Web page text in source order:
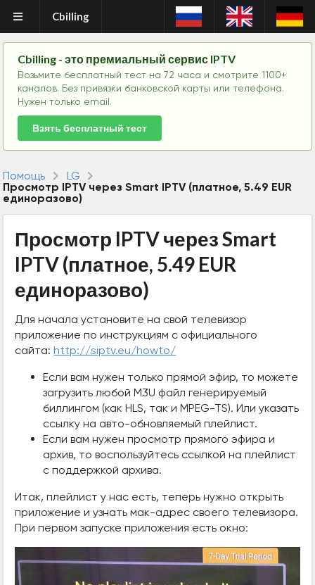
Cbilling
Cbilling - это премиальный сервис IPTV
Возьмите бесплатный тест на 72 часа и смотрите 1100+
каналов. Без привязки банковской карты или телефона.
Нужен только email.
Взять бесплатный тест
Помощь
LG
Просмотр IPTV через Smart IPTV (платное, 5.49 EUR
единоразово)
Просмотр IPTV через Smart
IPTV (платное, 5.49 EUR
единоразово)
Для начала установите на свой телевизор
приложение по инструкциям с официального
сайта:http://siptv.eu/howto/
Если вам нужен только прямой эфир, то можете
загрузить любой M3U файл генерируемый
биллингом (как HLS, так и MPEG-TS). Или указать
ссылку на авто-обновляемый плейлист.
Если вам нужен просмотр прямого эфира и
архив, то воспользуйтесь ссылкой на плейлист
с поддержкой архива.
Итак, плейлист у нас есть, теперь нужно открыть
приложение и узнать мак-адрес своего телевизора.
При первом запуске приложения есть окно: